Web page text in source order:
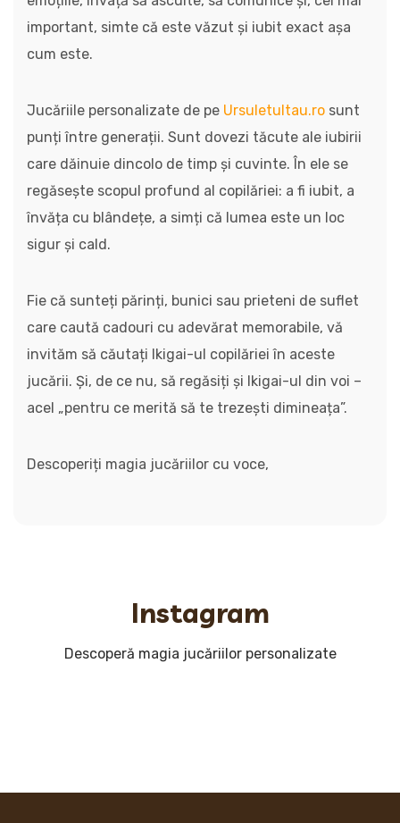
important, simte că este văzut și iubit exact așa
cum este.
Jucăriile personalizate de pe Ursuletultau.ro sunt
punți între generații. Sunt dovezi tăcute ale iubirii
care dăinuie dincolo de timp și cuvinte. În ele se
regăsește scopul profund al copilăriei: a fi iubit, a
învăța cu blândețe, a simți că lumea este un loc
sigur și cald.
Fie că sunteți părinți, bunici sau prieteni de suflet
care caută cadouri cu adevărat memorabile, vă
invităm să căutați Ikigai-ul copilăriei în aceste
jucării. Și, de ce nu, să regăsiți și Ikigai-ul din voi –
acel „pentru ce merită să te trezești dimineața”.
Descoperiți magia jucăriilor cu voce,
Instagram
Descoperă magia jucăriilor personalizate